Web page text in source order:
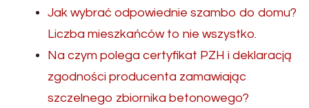
Jak wybrać odpowiednie szambo do domu?
Liczba mieszkańców to nie wszystko.
Na czym polega certyfikat PZH i deklaracją
zgodności producenta zamawiając
szczelnego zbiornika betonowego?